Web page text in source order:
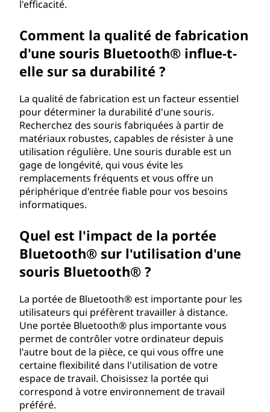
l'efficacité.
Comment la qualité de fabrication
d'une souris Bluetooth® influe-t-
elle sur sa durabilité ?
La qualité de fabrication est un facteur essentiel
pour déterminer la durabilité d'une souris.
Recherchez des souris fabriquées à partir de
matériaux robustes, capables de résister à une
utilisation régulière. Une souris durable est un
gage de longévité, qui vous évite les
remplacements fréquents et vous offre un
périphérique d'entrée fiable pour vos besoins
informatiques.
Quel est l'impact de la portée
Bluetooth® sur l'utilisation d'une
souris Bluetooth® ?
La portée de Bluetooth® est importante pour les
utilisateurs qui préfèrent travailler à distance.
Une portée Bluetooth® plus importante vous
permet de contrôler votre ordinateur depuis
l'autre bout de la pièce, ce qui vous offre une
certaine flexibilité dans l'utilisation de votre
espace de travail. Choisissez la portée qui
correspond à votre environnement de travail
préféré.